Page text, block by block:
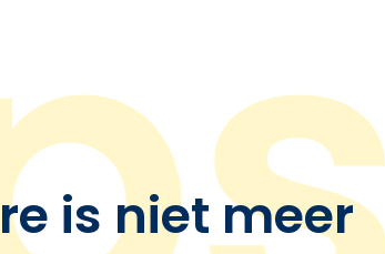
is niet meer